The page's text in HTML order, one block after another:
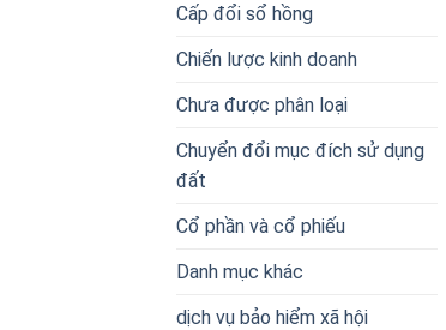
Cấp đổi sổ hồng
Chiến lược kinh doanh
Chưa được phân loại
Chuyển đổi mục đích sử dụng
đất
Cổ phần và cổ phiếu
Danh mục khác
dịch vụ bảo hiểm xã hội